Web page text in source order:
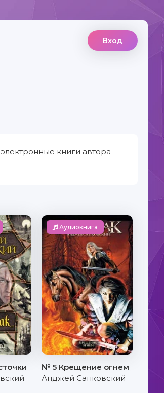
Вход
книги автора
Аудиокнига
№ 5 Крещение огнем
Анджей Сапковский